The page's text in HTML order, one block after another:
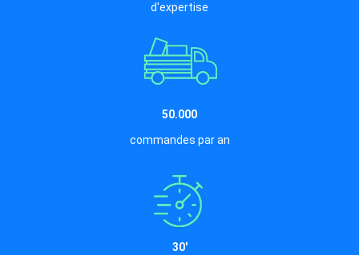
d'expertise
50.000
commandes par an
30'